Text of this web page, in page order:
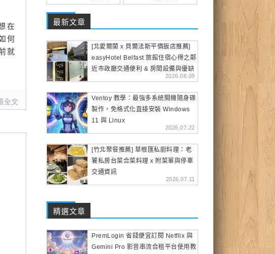
在
何
就
全文
最新文章
[北愛爾蘭 x 貝爾法斯平價飯店推薦]
easyHotel Belfast 旅館住宿心得之鄰
近市政廳交通便利 & 房間設備與優缺
點
2026.08.09
Ventoy 教學：最強多系統開機隨身碟
製作，免格式化直接安裝 Windows
11 與 Linux
2026.07.22
[竹北聚餐推薦] 草根匯私廚料理：老
饕私房台菜合菜料理 x 附菜單與停車
交通資訊
2026.07.11
精選文章
PremLogin 省錢便宜訂閱 Netflix 與
Gemini Pro 影音串流合租平台使用教